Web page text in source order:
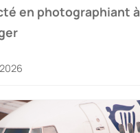
en photographiant à